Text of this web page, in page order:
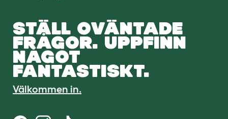
STÄLL OVÄNTADE
FRÅGOR. UPPFINN
NÅGOT
FANTASTISKT.
Välkommen in.